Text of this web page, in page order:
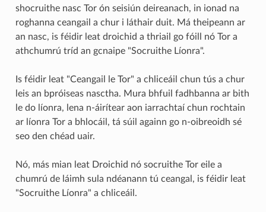
shocruithe nasc Tor ón seisiún deireanach, in ionad na
roghanna ceangail a chur i láthair duit. Má theipeann ar
an nasc, is féidir leat droichid a thriail go fóill nó Tor a
athchumrú tríd an gcnaipe "Socruithe Líonra".
Is féidir leat "Ceangail le Tor" a chliceáil chun tús a chur
leis an bpróiseas nasctha. Mura bhfuil fadhbanna ar bith
le do líonra, lena n-áirítear aon iarrachtaí chun rochtain
ar líonra Tor a bhlocáil, tá súil againn go n-oibreoidh sé
seo den chéad uair.
Nó, más mian leat Droichid nó socruithe Tor eile a
chumrú de láimh sula ndéanann tú ceangal, is féidir leat
"Socruithe Líonra" a chliceáil.